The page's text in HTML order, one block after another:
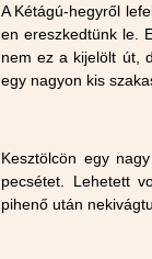
A Kétágú-hegyről
en ereszkedtünk le.
nem ez a kijelölt út,
egy nagyon kis
Kesztölcön egy
pecsétet. Lehetett
pihenő után